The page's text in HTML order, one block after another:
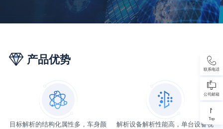
产品优势
目标解析的结构化属性多，车身颜
解析设备解析性能高，单台设备视
联系电话
公司邮箱
Top